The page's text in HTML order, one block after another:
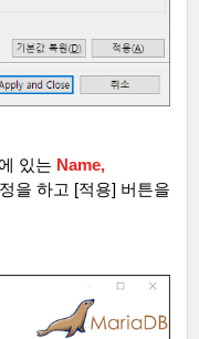
있는 Name,
을 하고 [적용] 버튼을